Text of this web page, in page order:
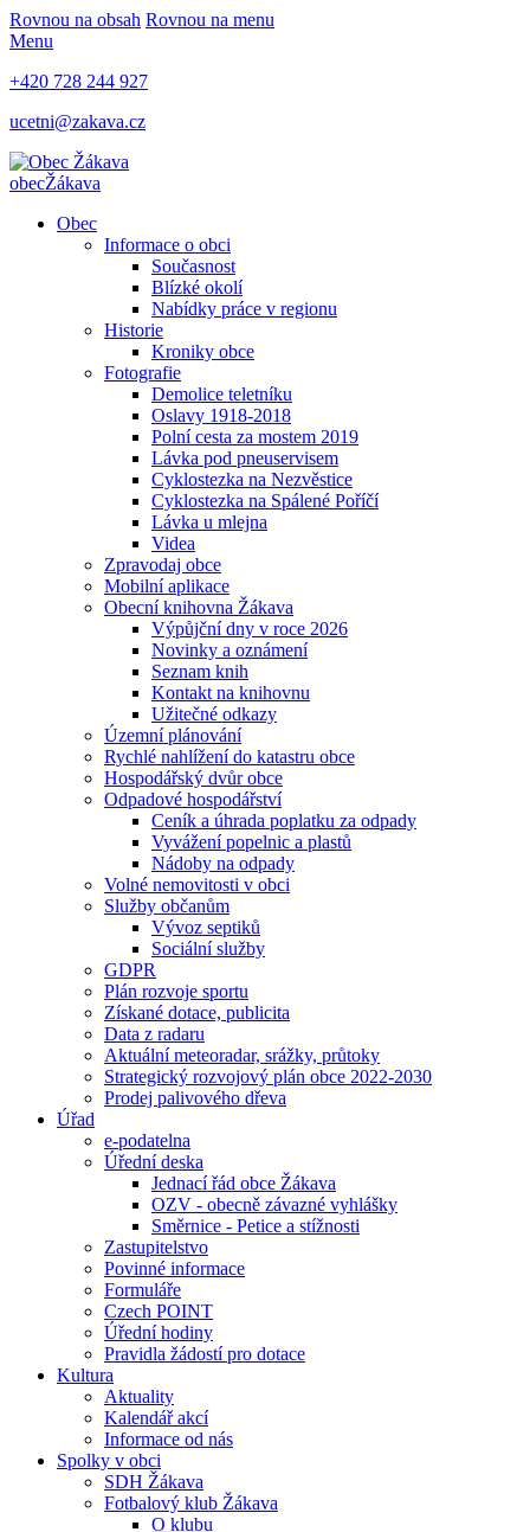
Rovnou na obsah Rovnou na menu
Menu
+420 728 244 927
ucetni@zakava.cz
obecŽákava
Obec
Informace o obci
Současnost
Blízké okolí
Nabídky práce v regionu
Historie
Kroniky obce
Fotografie
Demolice teletníku
Oslavy 1918-2018
Polní cesta za mostem 2019
Lávka pod pneuservisem
Cyklostezka na Nezvěstice
Cyklostezka na Spálené Poříčí
Lávka u mlejna
Videa
Zpravodaj obce
Mobilní aplikace
Obecní knihovna Žákava
Výpůjční dny v roce 2026
Novinky a oznámení
Seznam knih
Kontakt na knihovnu
Užitečné odkazy
Územní plánování
Rychlé nahlížení do katastru obce
Hospodářský dvůr obce
Odpadové hospodářství
Ceník a úhrada poplatku za odpady
Vyvážení popelnic a plastů
Nádoby na odpady
Volné nemovitosti v obci
Služby občanům
Vývoz septiků
Sociální služby
GDPR
Plán rozvoje sportu
Získané dotace, publicita
Data z radaru
Aktuální meteoradar, srážky, průtoky
Strategický rozvojový plán obce 2022-2030
Prodej palivového dřeva
Úřad
e-podatelna
Úřední deska
Jednací řád obce Žákava
OZV - obecně závazné vyhlášky
Směrnice - Petice a stížnosti
Zastupitelstvo
Povinné informace
Formuláře
Czech POINT
Úřední hodiny
Pravidla žádostí pro dotace
Kultura
Aktuality
Kalendář akcí
Informace od nás
Spolky v obci
SDH Žákava
Fotbalový klub Žákava
O klubu